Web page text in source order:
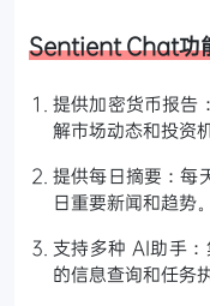
Sentient Chat功
提供加密货币报告
解市场动态和投资机
提供每日摘要：每
日重要新闻和趋势。
支持多种 AI助手
的信息查询和任务